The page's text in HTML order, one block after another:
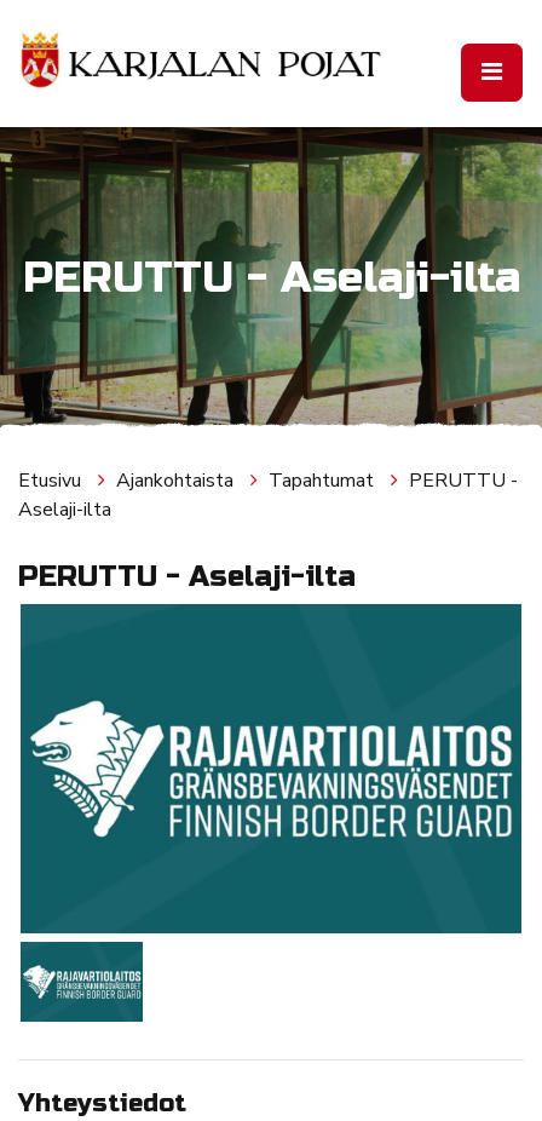
PERUTTU - Aselaji-ilta
Etusivu Ajankohtaista Tapahtumat
PERUTTU -
Aselaji-ilta
PERUTTU - Aselaji-ilta
Yhteystiedot